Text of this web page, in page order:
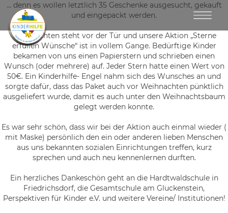
… denn es wollen letztlich 35 Geschenke ausgesucht, gekauft
und eingepackt werden.
Weihnachten steht vor der Tür und unsere Aktion „Sterne
erfüllen Wünsche“ ist in vollem Gange. Bedürftige Kinder
bekamen von uns einen Papierstern und schrieben einen
Wunsch (oder mehrere) auf. Jeder Stern hatte einen Wert von
50€. Ein Kinderhilfe- Engel nahm sich des Wunsches an und
sorgte dafür, dass das Paket auch vor Weihnachten pünktlich
ausgeliefert wurde, damit es auch unter den Weihnachtsbaum
gelegt werden konnte.
Es war sehr schön, dass wir bei der Aktion auch einmal wieder (
mit Maske) persönlich den ein oder anderen lieben Menschen
aus uns bekannten sozialen Einrichtungen treffen, kurz
sprechen und auch neu kennenlernen durften.
Ein herzliches Dankeschön geht an die Hardtwaldschule in
Friedrichsdorf, die Gesamtschule am Gluckenstein,
Perspektiven für Kinder e.V. und weitere Vereine/ Institutionen!